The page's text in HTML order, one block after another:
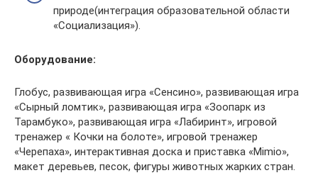
природе(интеграция образовательной области
«Социализация»).
Оборудование:
Глобус, развивающая игра «Сенсино», развивающая игра
«Сырный ломтик», развивающая игра «Зоопарк из
Тарамбуко», развивающая игра «Лабиринт», игровой
тренажер « Кочки на болоте», игровой тренажер
«Черепаха», интерактивная доска и приставка «Mimio»,
макет деревьев, песок, фигуры животных жарких стран.